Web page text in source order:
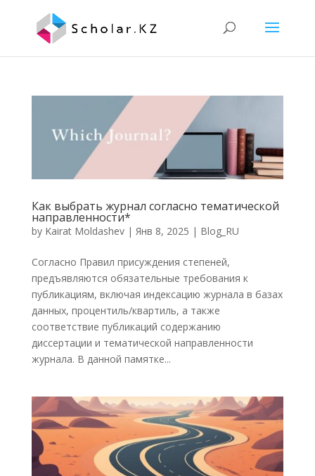
Как выбрать журнал согласно тематической
направленности*
by Kairat Moldashev| Янв 8, 2025 | Blog_RU
Согласно Правил присуждения степеней,
предъявляются обязательные требования к
публикациям, включая индексацию журнала в базах
данных, процентиль/квартиль, а также
соответствие публикаций содержанию
диссертации и тематической направленности
журнала. В данной памятке...